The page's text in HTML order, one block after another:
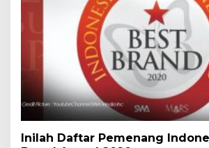
Inilah Daftar Pemenang